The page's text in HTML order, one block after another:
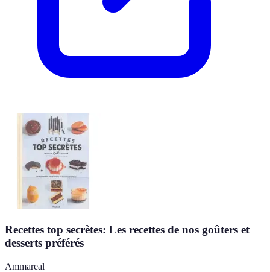
Recettes top secrètes: Les recettes de nos goûters et
desserts préférés
Ammareal